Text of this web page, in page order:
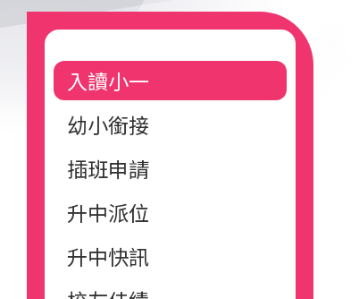
航
連
結
Main
navigation
入讀小一
幼小銜接
插班申請
升中派位
升中快訊